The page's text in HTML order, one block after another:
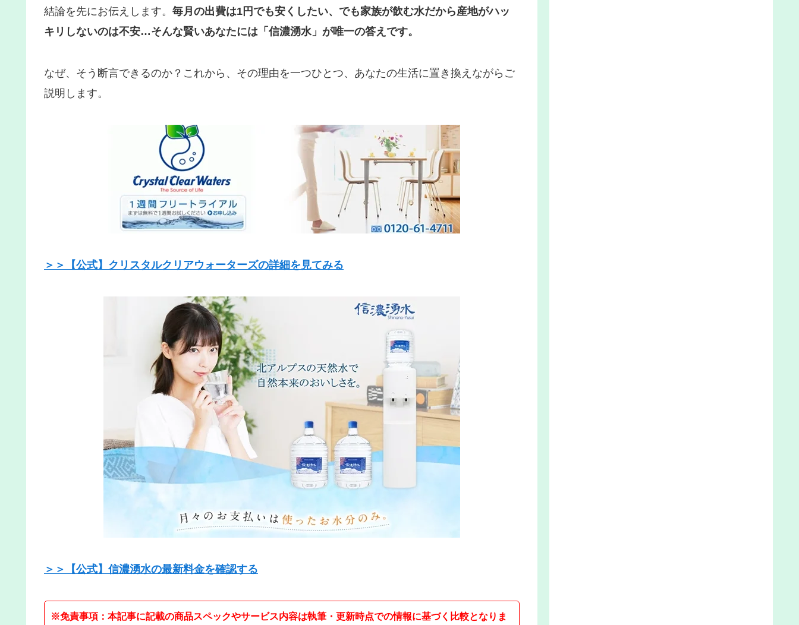
結論を先にお伝えします。 毎月の出費は1円でも安くしたい、でも家族が飲む水だから産地がハッ
キリしないのは不安…そんな賢いあなたには「信濃湧水」が唯一の答えです。
なぜ、そう断言できるのか？これから、その理由を一つひとつ、あなたの生活に置き換えながらご
説明します。
＞＞【公式】クリスタルクリアウォーターズの詳細を見てみる
＞＞【公式】信濃湧水の最新料金を確認する
※免責事項：本記事に記載の商品スペックやサービス内容は執筆・更新時点での情報に基づく比較となりま